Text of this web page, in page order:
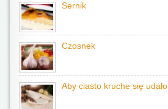
Sernik
Czosnek
Aby ciasto kruche się udało